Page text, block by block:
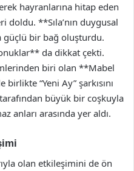
hayranlarına hitap eden
doldu. **Sıla’nın duygusal
güçlü bir bağ oluşturdu.
da dikkat çekti.
biri olan **Mabel
“Yeni Ay” şarkısını
büyük bir coşkuyla
anları arasında yer aldı.
olan etkileşimini de ön